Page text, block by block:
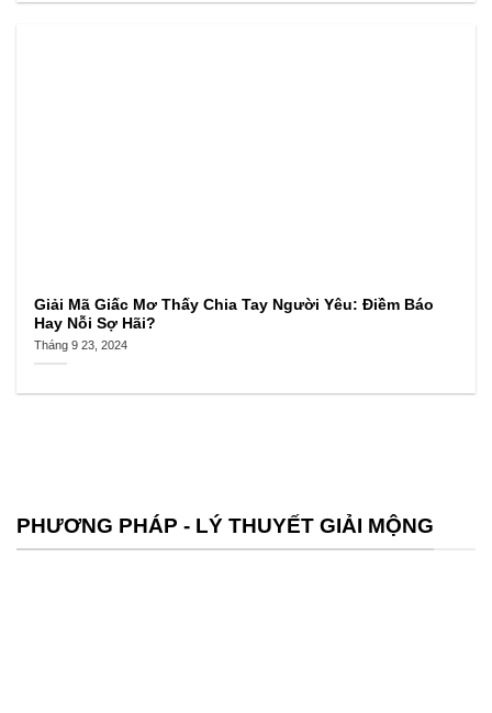
Giải Mã Giấc Mơ Thấy Chia Tay Người Yêu: Điềm Báo
Hay Nỗi Sợ Hãi?
Tháng 9 23, 2024
PHƯƠNG PHÁP - LÝ THUYẾT GIẢI MỘNG